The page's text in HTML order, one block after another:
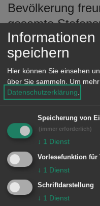
Bevölkerung
gesamte
diesem Grund
diesem Montag
gesperrt.
Wir bitten um
Einhaltung der
© Stadt Aalen, 12.05.2015
Informationen
speichern
Hier können Sie einsehen
über Sie sammeln.
Um
Datenschutzerklärung
Speicherung von
(immer erforderlich)
↓ 1 Dienst
Vorlesefunktion für
↓ 1 Dienst
Schriftdarstellung
↓ 1 Dienst